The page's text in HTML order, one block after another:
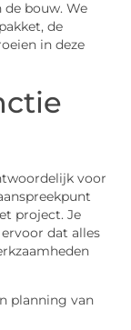
de bouw. We
de
in deze
voor
project. Je
dat alles
planning van